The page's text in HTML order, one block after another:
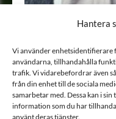
Hantera
Vi använder enhetsidentifierare
användarna, tillhandahålla
trafik. Vi vidarebefordrar även
från din enhet till de sociala
samarbetar med. Dessa kan i
information som du har
använt deras tjänster.
Porträtt•